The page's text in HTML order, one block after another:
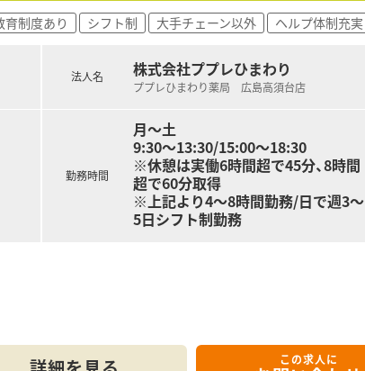
せくださいませ
育制度あり シフト制 大手チェーン以外 ヘルプ体制充実
法人名 株式会社ププレひまわり
ププレひまわり薬局 広島高須台店
勤務時間
月～土
9:30～13:30/15:00～18:30
※休憩は実働6時間超で45分、8時間
超で60分取得
※上記より4～8時間勤務/日で週3～
5日シフト制勤務
取得見込みの方を含む）
この求人に